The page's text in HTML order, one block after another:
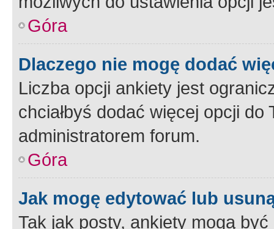
Góra
Dlaczego nie mogę dodać
Liczba opcji ankiety jest
chciałbyś dodać więcej opcji
administratorem forum.
Góra
Jak mogę edytować lub
Tak jak posty, ankiety mogą